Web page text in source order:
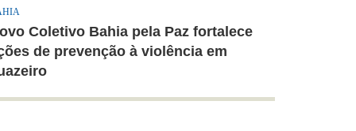
Coletivo Bahia pela Paz fortalece
de prevenção à violência em